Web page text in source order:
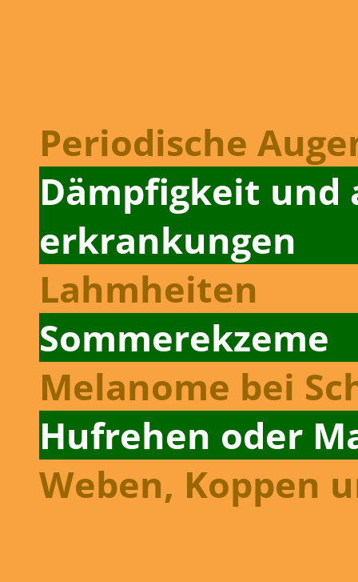
Periodische
Dämpfigkeit und
erkrankungen
Lahmheiten
Sommer­ekzeme
Melanome bei
Hufrehen oder
Weben, Koppen